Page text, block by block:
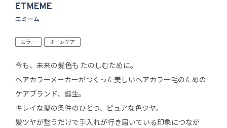
ETMEME
エミーム
カラー ホームケア
今も、未来の髪色も たのしむために。
ヘアカラーメーカーがつくった美しいヘアカラー毛のための
ケアブランド、誕生。
キレイな髪の条件のひとつ、ピュアな色ツヤ。
髪ツヤが整うだけで手入れが行き届いている印象につなが